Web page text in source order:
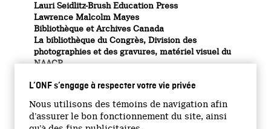
L’ONF s’engage à respecter votre vie privée
Nous utilisons des témoins de navigation afin
d’assurer le bon fonctionnement du site, ainsi
Lauri Seidlitz-Brush Education Press
Lawrence Malcolm Mayes
Bibliothèque et Archives Canada
La bibliothèque du Congrès, Division des
photographies et des gravures, matériel visuel du
NAACP
Maxine Morrow
Oklahoma Historical Society Photograph
Collection